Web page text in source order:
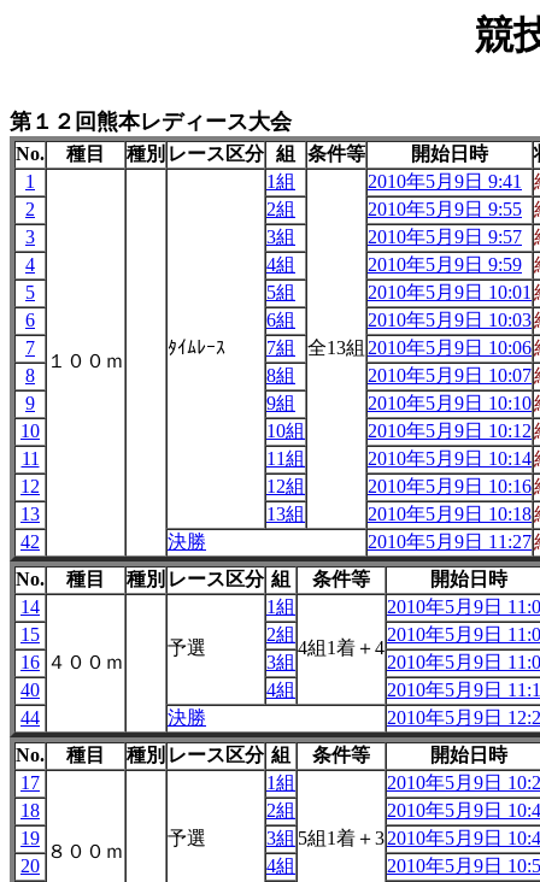
競
第１２回熊本レディース大会
No. 種目 種別 レース区分 組 条件等 開始日時
1
１００ｍ
ﾀｲﾑﾚｰｽ
1組
全13組
2010年5月9日 9:41
2
2組 2010年5月9日 9:55
3
3組 2010年5月9日 9:57
4
4組 2010年5月9日 9:59
5
5組 2010年5月9日 10:01
6
6組 2010年5月9日 10:03
7
7組 2010年5月9日 10:06
8
8組 2010年5月9日 10:07
9
9組 2010年5月9日 10:10
10
10組 2010年5月9日 10:12
11
11組 2010年5月9日 10:14
12
12組 2010年5月9日 10:16
13
13組 2010年5月9日 10:18
42
決勝 2010年5月9日 11:27
No.
種目 種別 レース区分 組 条件等
開始日時
14
４００ｍ
予選
1組
4組1着＋4
2010年5月9日
15
2組
2010年5月9日
16
3組
2010年5月9日
40
4組
2010年5月9日
44
決勝
2010年5月9日
No.
種目 種別 レース区分 組 条件等
開始日時
17
８００ｍ
予選
1組
5組1着＋3
2010年5月9日
18
2組
2010年5月9日
19
3組
2010年5月9日
20
4組
2010年5月9日